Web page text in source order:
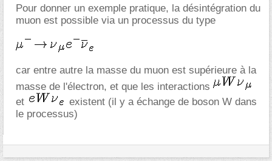
Pour donner un exemple pratique, la désintégration du
muon est possible via un processus du type
car entre autre la masse du muon est supérieure à la
masse de l'électron, et que les interactions
et
existent (il y a échange de boson W dans
le processus)